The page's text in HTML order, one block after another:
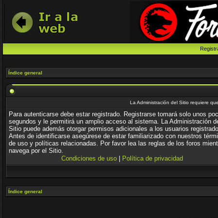
Índice general
La Administración del Sitio requiere
Para autenticarse debe estar registrado. Registrarse tomará solo unos
segundos y le permitirá un amplio acceso al sistema. La Administración
Sitio puede además otorgar permisos adicionales a los usuarios
Antes de identificarse asegúrese de estar familiarizado con nuestros
de uso y políticas relacionadas. Por favor lea las reglas de los foros
navega por el Sitio.
Condiciones de uso
Política de privacidad
Índice general